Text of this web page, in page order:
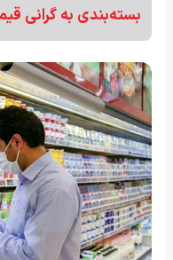
بسته‌بندی به گرانی